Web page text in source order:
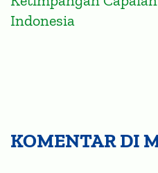
Ketimpangan Capaian
KOMENTAR DI